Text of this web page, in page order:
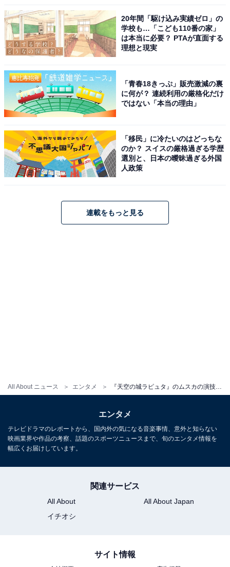
All About ニュース エンタメ 『天空の城ラピュタ』のムスカの演技とは正反対！ 俳優・寺田農の魅力が分かる映画5作品
前の記事
映画『ラストマイル』、物流問
題を「自分事」として考えさせ
『エイリアン：ロムルス』見る
前に知ってほしい「8つ」のこ
20年間「駆け込み実績ゼロ」の
学校も…「こども110番の家」
は本当に必要？ PTAが直面する
理想と現実
「青春18きっぷ」販売激減の裏
に何が？ 連続利用の厳格化だけ
ではない「本当の理由」
「移民」に冷たいのはどっちな
のか？ スイスの厳格過ぎる学歴
選別と、日本の曖昧過ぎる外国
人政策
連載をもっと見る
エンタメ
テレビドラマのレポートから、国内外の気になる音楽事情、意外と知らない
映画業界や作品の考察、話題のスポーツニュースまで、旬のエンタメ情報を
幅広くお届けしています。
関連サービス
All About
All About Japan
イチオシ
サイト情報